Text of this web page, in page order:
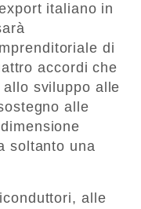
italiano in
di
accordi che
sviluppo alle
alle
soltanto una
alle